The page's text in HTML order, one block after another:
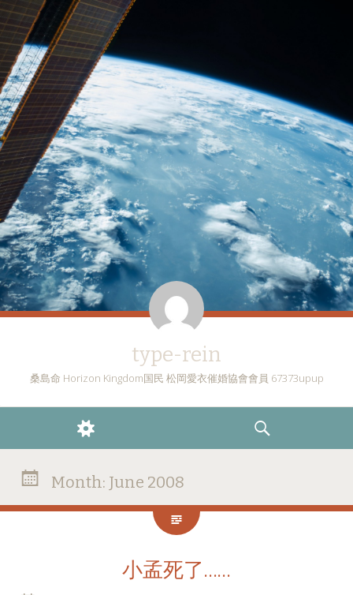
type-rein
桑島命 Horizon Kingdom国民 松岡愛衣催婚協會會員 67373upup
WIDGETS
SEARCH
Month: June 2008
小孟死了……